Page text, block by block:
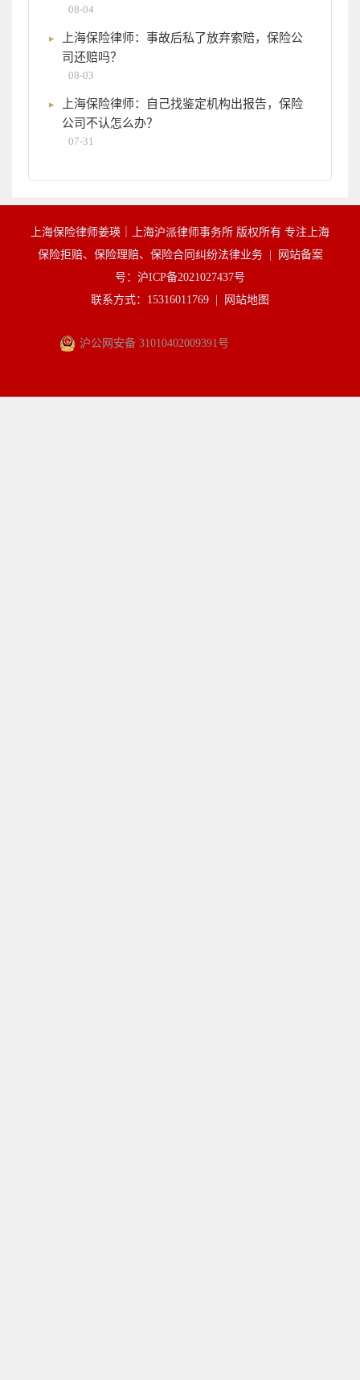
08-04
上海保险律师：事故后私了放弃索赔，保险公
司还赔吗？
08-03
上海保险律师：自己找鉴定机构出报告，保险
公司不认怎么办？
07-31
上海保险律师姜瑛｜上海沪派律师事务所 版权所有 专注上海
保险拒赔、保险理赔、保险合同纠纷法律业务 |
网站备案
号：沪ICP备2021027437号
联系方式：15316011769 |
网站地图
沪公网安备 31010402009391号